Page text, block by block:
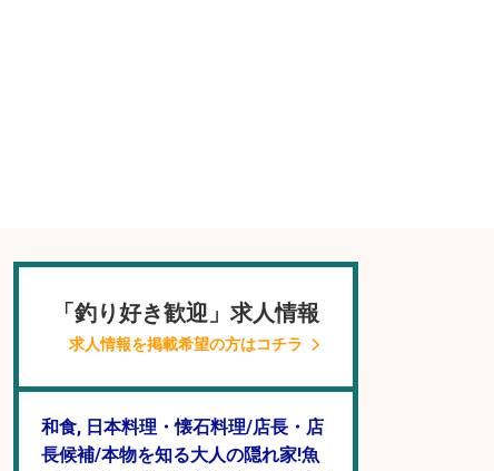
「釣り好き歓迎」求人情報
求人情報を掲載希望の方はコチラ
和食, 日本料理・懐石料理/店長・店
長候補/本物を知る大人の隠れ家!魚